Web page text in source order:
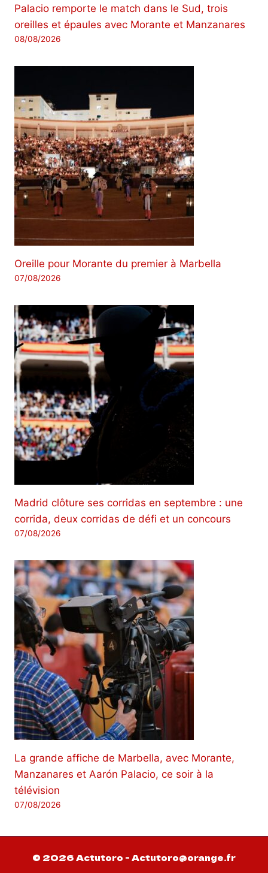
Palacio remporte le match dans le Sud, trois
oreilles et épaules avec Morante et Manzanares
08/08/2026
Oreille pour Morante du premier à Marbella
07/08/2026
Madrid clôture ses corridas en septembre : une
corrida, deux corridas de défi et un concours
07/08/2026
La grande affiche de Marbella, avec Morante,
Manzanares et Aarón Palacio, ce soir à la
télévision
07/08/2026
© 2026 Actutoro - Actutoro@orange.fr